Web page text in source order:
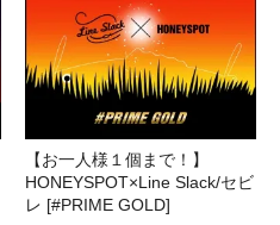
【お一人様１個まで！】
HONEYSPOT×Line Slack/セビ
レ [#PRIME GOLD]